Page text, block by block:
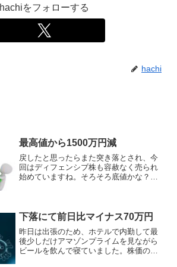
hachiをフォローする
hachi
最高値から1500万円減
戻したと思ったらまた突き落とされ、今
回はディフェンシブ株も容赦なく売られ
始めていますね。そろそろ底値かな？感
減りしています。最高...
下落にて前日比マイナス70万円
昨日は出張のため、ホテルで内勤して最
後少しだけアマゾンプライムを見ながら
ビールを飲んで寝ていました。株価のこ